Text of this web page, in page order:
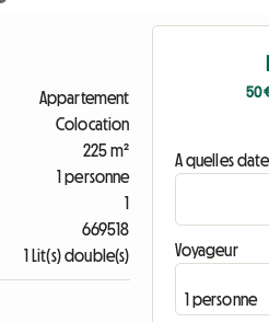
Appartement
Colocation
225 m²
1 personne
1
669518
1 Lit(s) double(s)
50
A quelles
Voyageur